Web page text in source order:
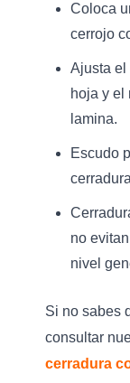
Coloca
cerrojo
Ajusta el
hoja y el
lamina.
Escudo
no
nivel
Si no sabes
consultar
cerradura